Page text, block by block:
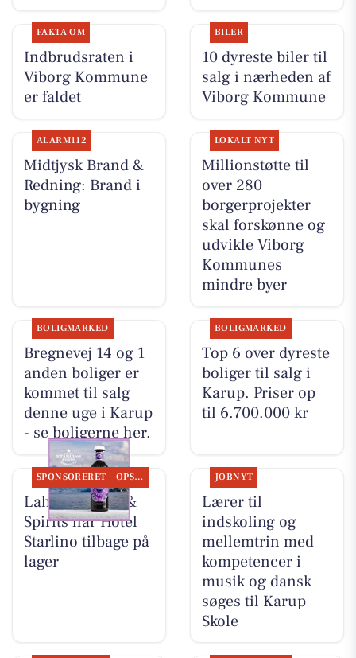
FAKTA OM
Indbrudsraten i
Viborg Kommune
er faldet
BILER
10 dyreste biler til
salg i nærheden af
Viborg Kommune
ALARM112
Midtjysk Brand &
Redning: Brand i
bygning
LOKALT NYT
Millionstøtte til
over 280
borgerprojekter
skal forskønne og
udvikle Viborg
Kommunes
mindre byer
BOLIGMARKED
Bregnevej 14 og 1
anden boliger er
kommet til salg
denne uge i Karup
- se boligerne her.
BOLIGMARKED
Top 6 over dyreste
boliger til salg i
Karup. Priser op
til 6.700.000 kr
SPONSORERET OPSLAGSTAVLEN
Lahvino Wine &
Spirits har Hotel
Starlino tilbage på
lager
JOBNYT
Lærer til
indskoling og
mellemtrin med
kompetencer i
musik og dansk
søges til Karup
Skole